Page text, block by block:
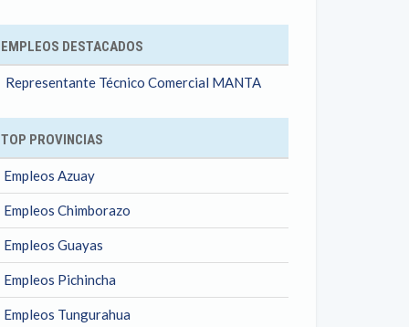
EMPLEOS DESTACADOS
Representante Técnico Comercial MANTA
TOP PROVINCIAS
Empleos Azuay
Empleos Chimborazo
Empleos Guayas
Empleos Pichincha
Empleos Tungurahua